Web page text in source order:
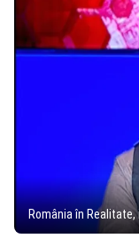
România în Realitate,